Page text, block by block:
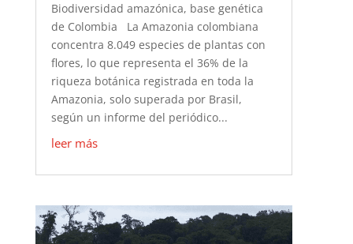
Biodiversidad amazónica, base genética
de Colombia La Amazonia colombiana
concentra 8.049 especies de plantas con
flores, lo que representa el 36% de la
riqueza botánica registrada en toda la
Amazonia, solo superada por Brasil,
según un informe del periódico...
leer más